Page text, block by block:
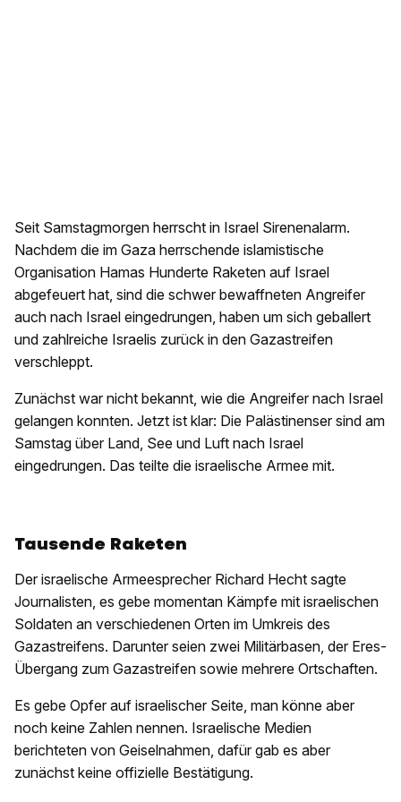
Seit Samstagmorgen herrscht in Israel Sirenenalarm.
Nachdem die im Gaza herrschende islamistische
Organisation Hamas Hunderte Raketen auf Israel
abgefeuert hat, sind die schwer bewaffneten Angreifer
auch nach Israel eingedrungen, haben um sich geballert
und zahlreiche Israelis zurück in den Gazastreifen
verschleppt.
Zunächst war nicht bekannt, wie die Angreifer nach Israel
gelangen konnten. Jetzt ist klar: Die Palästinenser sind am
Samstag über Land, See und Luft nach Israel
eingedrungen. Das teilte die israelische Armee mit.
Tausende Raketen
Der israelische Armeesprecher Richard Hecht sagte
Journalisten, es gebe momentan Kämpfe mit israelischen
Soldaten an verschiedenen Orten im Umkreis des
Gazastreifens. Darunter seien zwei Militärbasen, der Eres-
Übergang zum Gazastreifen sowie mehrere Ortschaften.
Es gebe Opfer auf israelischer Seite, man könne aber
noch keine Zahlen nennen. Israelische Medien
berichteten von Geiselnahmen, dafür gab es aber
zunächst keine offizielle Bestätigung.